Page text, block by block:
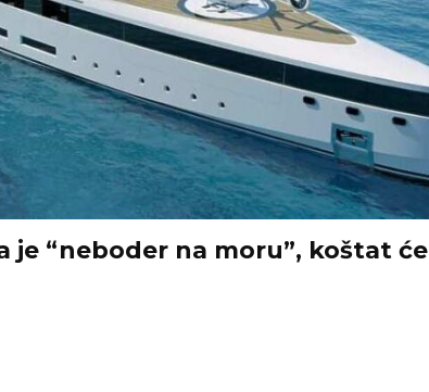
je “neboder na moru”, koštat će